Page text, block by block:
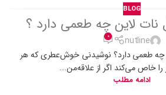
BLOG
لاین چه طعمی دارد ؟
nutline
0
طعمی دارد؟ نوشیدنی خوش‌عطری که هر
را خاص می‌کند اگر از علاقه‌من...
ادامه مطلب